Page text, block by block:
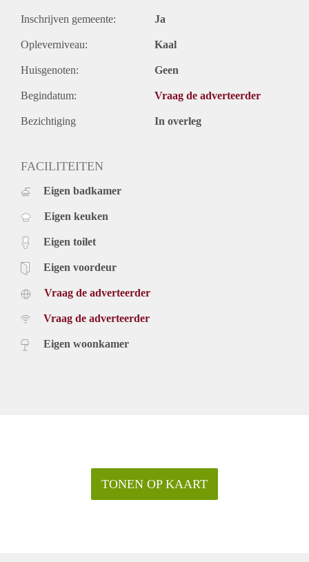
Inschrijven gemeente: Ja
Opleverniveau: Kaal
Huisgenoten: Geen
Begindatum: Vraag de adverteerder
Bezichtiging In overleg
FACILITEITEN
Eigen badkamer
Eigen keuken
Eigen toilet
Eigen voordeur
Vraag de adverteerder
Vraag de adverteerder
Eigen woonkamer
TONEN OP KAART